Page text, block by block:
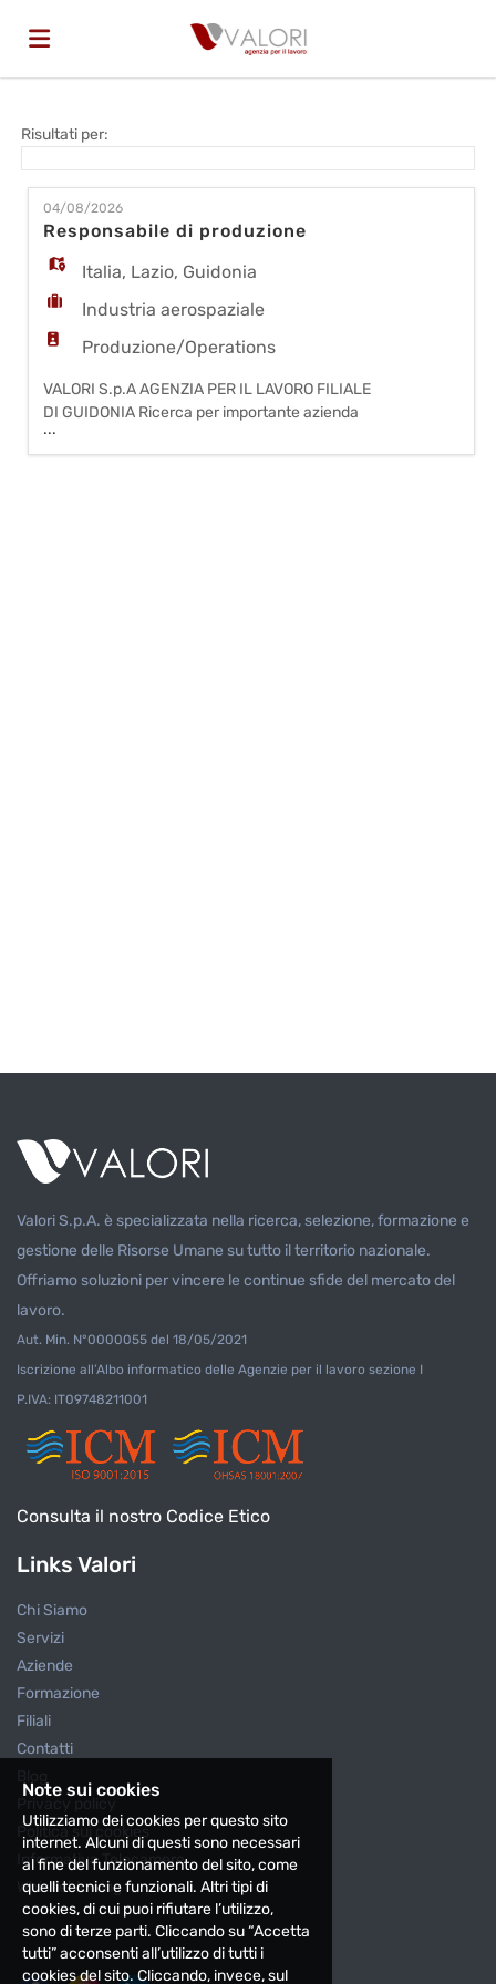
Offerte
di
lavoro
Carica
il
CV
Login
Lingua
Risultati per:
04/08/2026
Responsabile di produzione
Italia, Lazio, Guidonia
Industria aerospaziale
Produzione/Operations
VALORI S.p.A AGENZIA PER IL LAVORO FILIALE
DI GUIDONIA Ricerca per importante azienda
cliente sita a Guidonia specializzata nella
fabbricazione di apparecchiature per il settore
...
Valori S.p.A. è specializzata nella ricerca, selezione, formazione e
gestione delle Risorse Umane su tutto il territorio nazionale.
Offriamo soluzioni per vincere le continue sfide del mercato del
lavoro.
Aut. Min. N°0000055 del 18/05/2021
Iscrizione all’Albo informatico delle Agenzie per il lavoro sezione I
P.IVA: IT09748211001
Consulta il nostro Codice Etico
Links Valori
Chi Siamo
Servizi
Aziende
Formazione
Filiali
Contatti
Politica sui cookies
Informativa Telecamere
Whistleblowing
Note sui cookies
Utilizziamo dei cookies per questo sito
internet. Alcuni di questi sono necessari
al fine del funzionamento del sito, come
quelli tecnici e funzionali. Altri tipi di
cookies, di cui puoi rifiutare l’utilizzo,
sono di terze parti. Cliccando su “Accetta
tutti” acconsenti all’utilizzo di tutti i
cookies del sito. Cliccando, invece, sul